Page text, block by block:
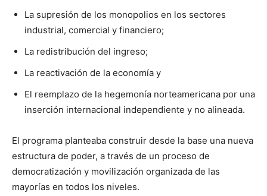
La supresión de los monopolios en los sectores
industrial, comercial y financiero;
La redistribución del ingreso;
La reactivación de la economía y
El reemplazo de la hegemonía norteamericana por una
inserción internacional independiente y no alineada.
El programa planteaba construir desde la base una nueva
estructura de poder, a través de un proceso de
democratización y movilización organizada de las
mayorías en todos los niveles.